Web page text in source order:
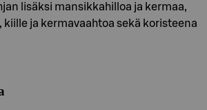
lisäksi mansikkahilloa ja kermaa,
kiille ja kermavaahtoa sekä koristeena